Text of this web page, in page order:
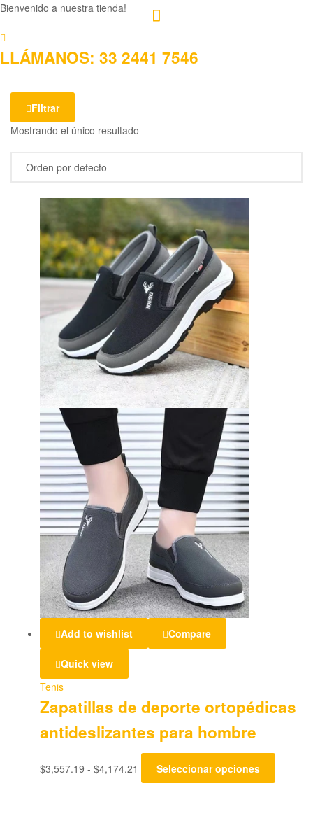
Bienvenido a nuestra tienda!
LLÁMANOS: 33 2441 7546
Filtrar
Mostrando el único resultado
Add to wishlist Compare
Quick view
Tenis
Zapatillas de deporte ortopédicas
antideslizantes para hombre
$3,557.19 - $4,174.21 Seleccionar opciones